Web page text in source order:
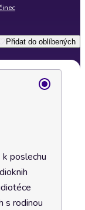
Přidat do oblíbených
poslechu
s rodinou